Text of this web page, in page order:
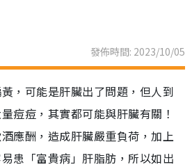
發佈時間: 2023/10/05
，可能是肝臟出了問題，但人到
痘痘，其實都可能與肝臟有關！
應酬，造成肝臟嚴重負荷，加上
患「富貴病」肝脂肪，所以如出